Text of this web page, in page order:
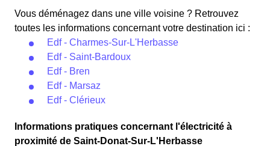
Vous déménagez dans une ville voisine ? Retrouvez
toutes les informations concernant votre destination ici :
Edf - Charmes-Sur-L'Herbasse
Edf - Saint-Bardoux
Edf - Bren
Edf - Marsaz
Edf - Clérieux
Informations pratiques concernant l'électricité à
proximité de Saint-Donat-Sur-L'Herbasse